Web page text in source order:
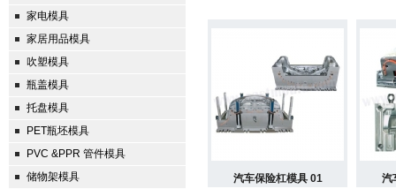
家电模具
家居用品模具
吹塑模具
瓶盖模具
托盘模具
PET瓶坯模具
PVC &PPR 管件模具
储物架模具
汽车保险杠模具 01 汽